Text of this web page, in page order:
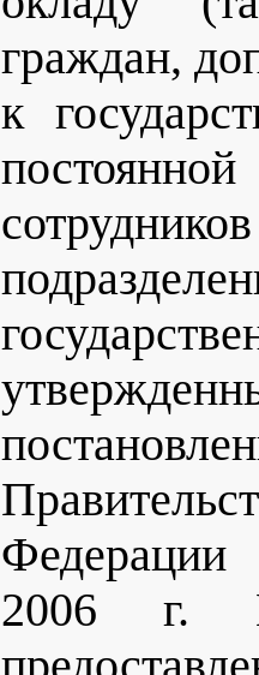
граждан,
к
2006